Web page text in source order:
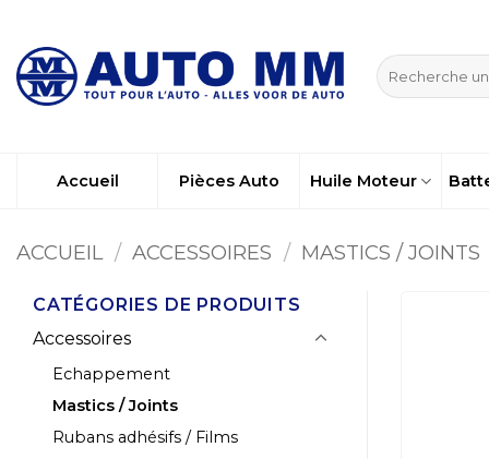
contenu
Recherche
pour :
Accueil Pièces Auto Huile Moteur
ACCUEIL / ACCESSOIRES / MASTICS / JOINTS
CATÉGORIES DE PRODUITS
Accessoires
Echappement
Mastics / Joints
Rubans adhésifs / Films